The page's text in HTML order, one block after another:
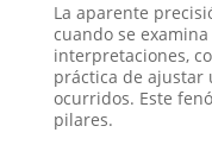
La aparente
cuando se
interpretaciones,
práctica de ajustar
ocurridos. Este
pilares.